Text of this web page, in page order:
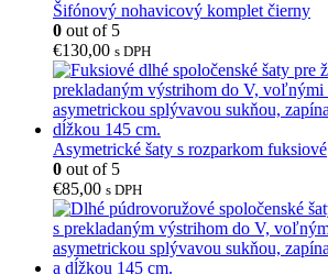
Šifónový nohavicový komplet čierny
0 out of 5
€130,00 s DPH
Asymetrické šaty s rozparkom fuksiové
0 out of 5
€85,00 s DPH